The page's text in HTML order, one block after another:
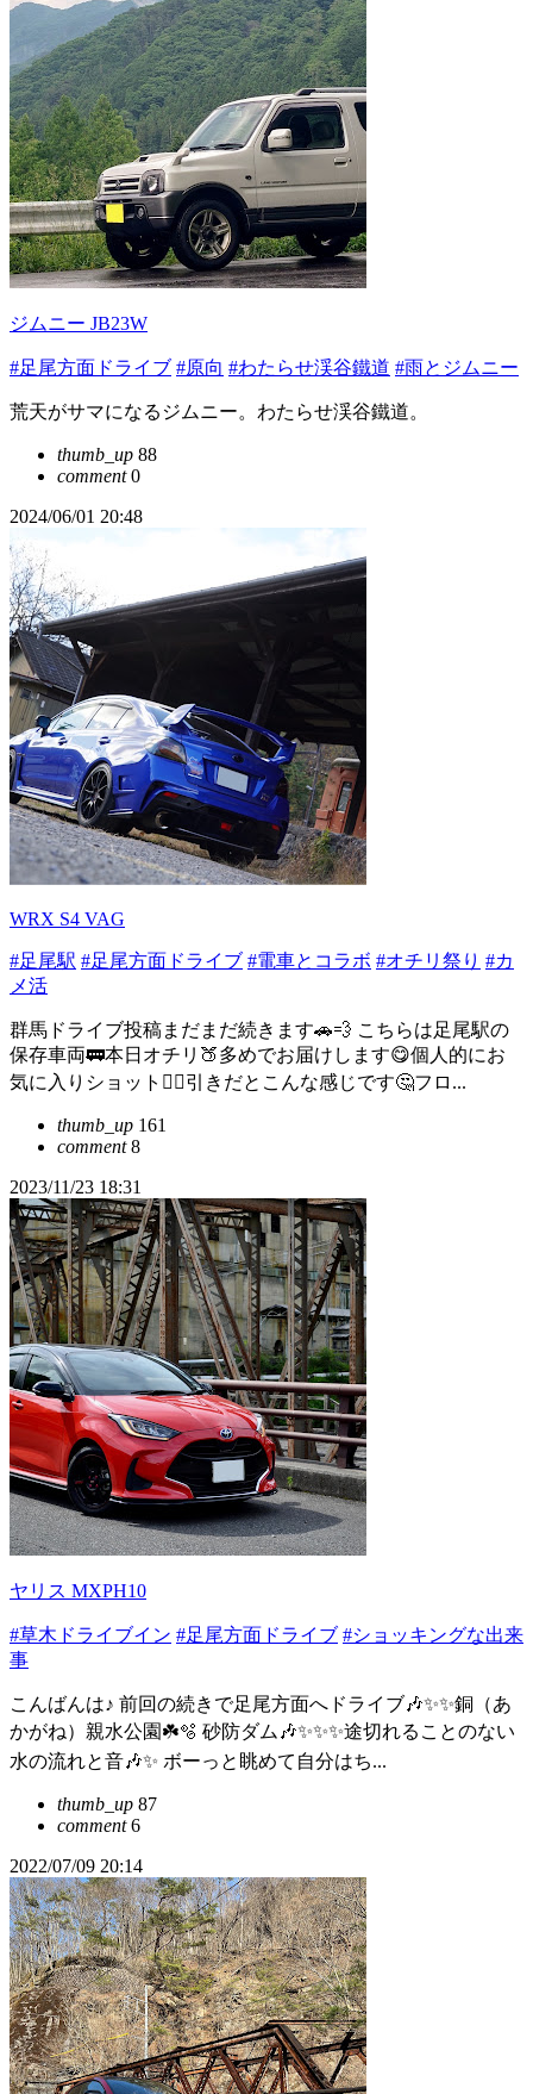
ジムニー JB23W
#足尾方面ドライブ #原向 #わたらせ渓谷鐵道 #雨とジムニー
荒天がサマになるジムニー。わたらせ渓谷鐵道。
thumb_up 88
comment0
2024/06/01 20:48
WRX S4 VAG
#足尾駅 #足尾方面ドライブ #電車とコラボ #オチリ祭り #カ
メ活
群馬ドライブ投稿まだまだ続きます🚗💨 こちらは足尾駅の
保存車両🚃本日オチリ🍑多めでお届けします😋個人的にお
気に入りショット👍🏻引きだとこんな感じです🤔フロ...
thumb_up 161
comment8
2023/11/23 18:31
ヤリス MXPH10
#草木ドライブイン #足尾方面ドライブ #ショッキングな出来
事
こんばんは♪ 前回の続きで足尾方面へドライブ🎶✨✨銅（あ
かがね）親水公園☘️🫧 砂防ダム🎶✨✨✨途切れることのない
水の流れと音🎶✨ ボーっと眺めて自分はち...
thumb_up 87
comment6
2022/07/09 20:14